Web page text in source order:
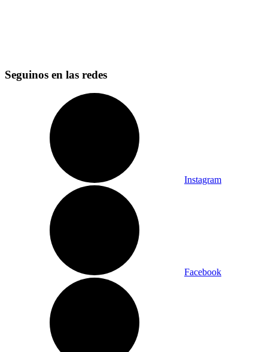
Seguinos en las redes
Instagram
Facebook